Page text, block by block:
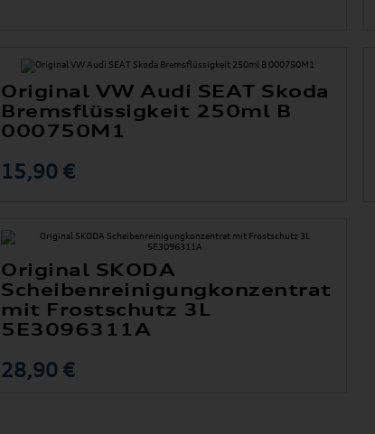
Original VW Audi SEAT Skoda
Bremsflüssigkeit 250ml B
000750M1
15,90 €
Original SKODA
Scheibenreinigungkonzentrat
mit Frostschutz 3L
5E3096311A
28,90 €